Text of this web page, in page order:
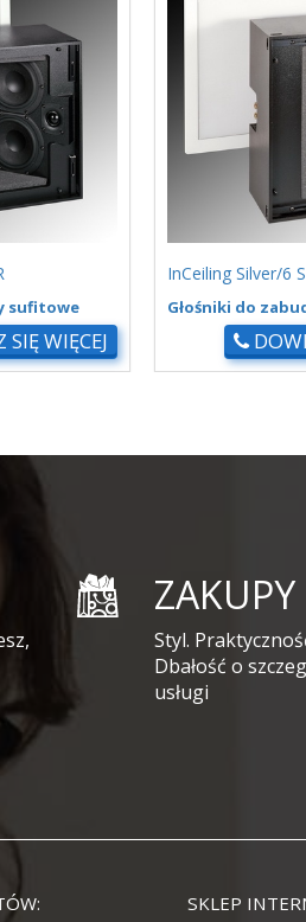
sufitowe
WIĘCEJ
InCeiling Silver/6
Głośniki do
ZAKUPY
Styl.
Dbałość o
usługi
SKLEP